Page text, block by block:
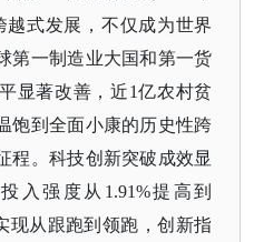
越式发展，不仅成为世界
第一制造业大国和第一货
显著改善，近1亿农村贫
饱到全面小康的历史性跨
程。科技创新突破成效显
入强度从1.91%提高到
现从跟跑到领跑，创新指